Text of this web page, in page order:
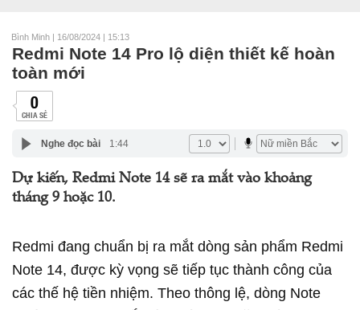
Bình Minh | 16/08/2024 | 15:13
Redmi Note 14 Pro lộ diện thiết kế hoàn
toàn mới
0
CHIA SẺ
Nghe đọc bài 1:44
Dự kiến, Redmi Note 14 sẽ ra mắt vào khoảng
tháng 9 hoặc 10.
Redmi đang chuẩn bị ra mắt dòng sản phẩm Redmi
Note 14, được kỳ vọng sẽ tiếp tục thành công của
các thế hệ tiền nhiệm. Theo thông lệ, dòng Note